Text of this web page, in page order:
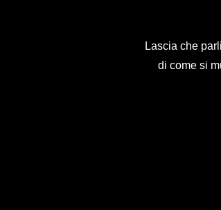
Lascia che
di come si